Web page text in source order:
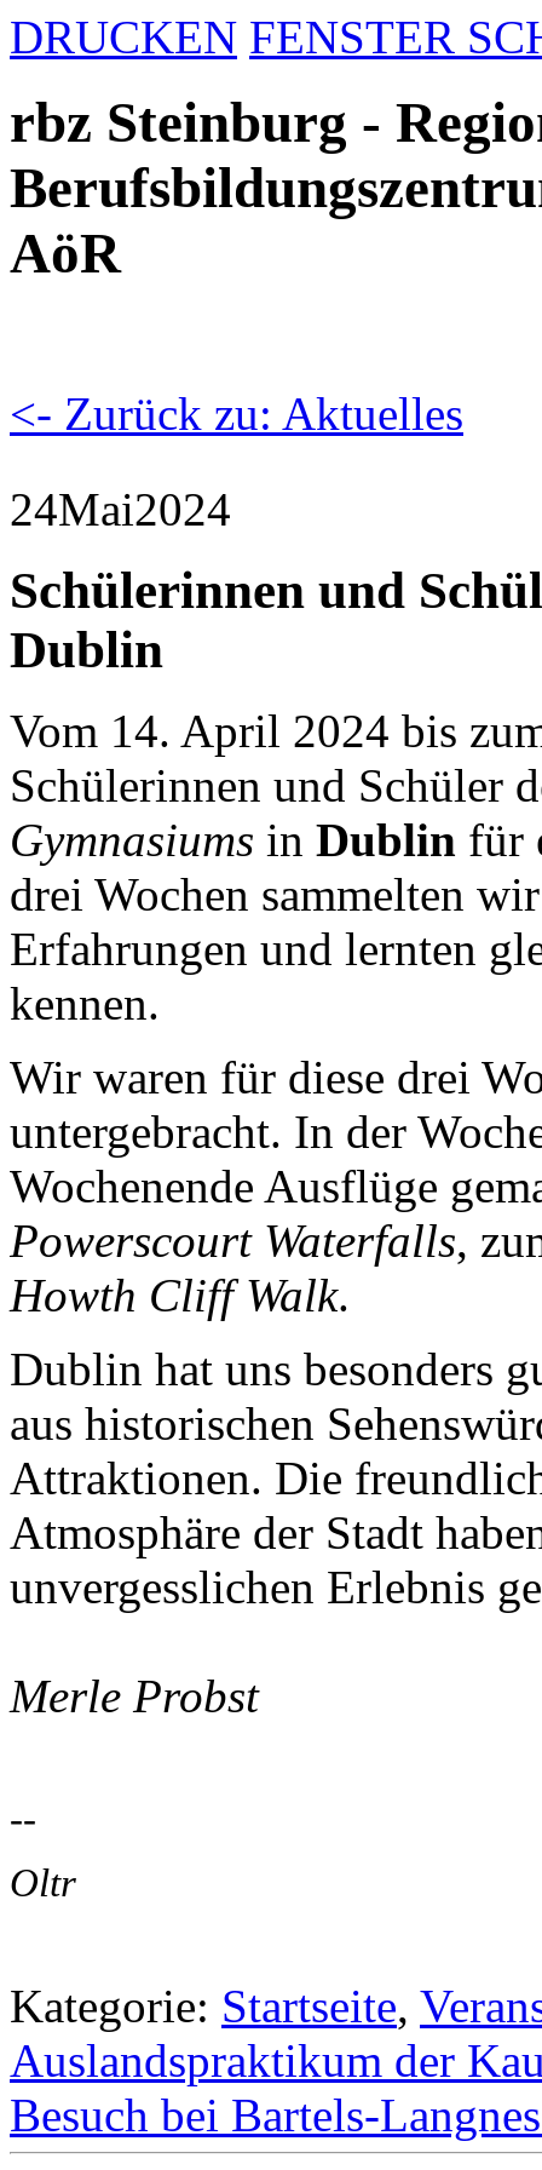
DRUCKEN FENSTER
rbz Steinburg -
AöR
<- Zurück zu: Aktuelles
24Mai2024
Schülerinnen und
Dublin
Vom 14. April 2024 bis
Schülerinnen und Schüler
Gymnasiums in Dublin für
drei Wochen sammelten
Erfahrungen und lernten
kennen.
Wir waren für diese drei
untergebracht. In der
Wochenende Ausflüge
Powerscourt Waterfalls,
Howth Cliff Walk.
Dublin hat uns besonders
aus historischen
Attraktionen. Die
Atmosphäre der Stadt
unvergesslichen Erlebnis
Merle Probst
--
Oltr
Kategorie: Startseite,
Auslandspraktikum der
Besuch bei Bartels-